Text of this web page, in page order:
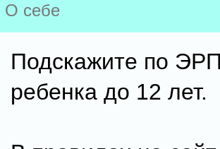
О себе
Подскажите по
ребенка до 12 лет.